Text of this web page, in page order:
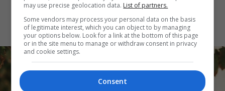
μύθοι και αλήθειες που πρέπει να
γνωρίζουμε
may use precise geolocation data. List of partners.
Some vendors may process your personal data on the basis
of legitimate interest, which you can object to by managing
your options below. Look for a link at the bottom of this page
or in the site menu to manage or withdraw consent in privacy
and cookie settings.
Consent